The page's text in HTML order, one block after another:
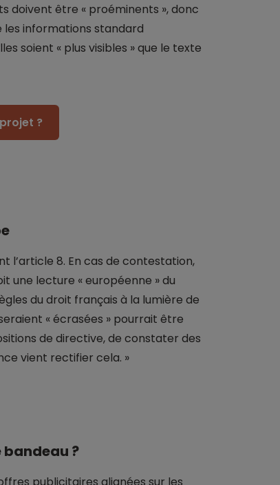
doivent être « proéminents », donc
les informations standard
soient « plus visibles » que le texte
?
l’article 8. En cas de contestation,
une lecture « européenne » du
du droit français à la lumière de
« écrasées » pourrait être
de directive, de constater des
vient rectifier cela. »
bandeau ?
publicitaires alignées sur les